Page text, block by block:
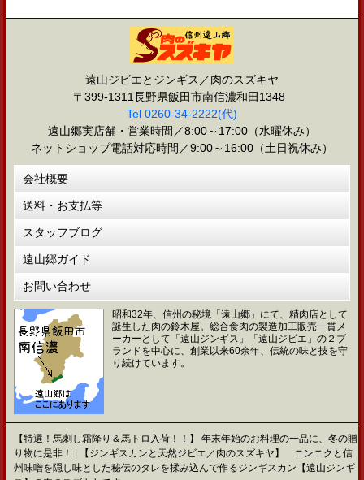
遠山ジビエとジンギス／肉のスズキヤ
〒399-1311長野県飯田市南信濃和田1348
Tel 0260-34-2222(代)
遠山郷実店舗・営業時間／8:00～17:00（水曜休み）
ネットショップ電話対応時間／9:00～16:00（土日祝休み）
会社概要
送料・お支払等
スタッフブログ
遠山郷ガイド
お問い合わせ
昭和32年、信州の秘境「遠山郷」にて、精肉店として
誕生した肉の鈴木屋。総合食肉の製造加工販売一貫メ
ーカーとして「遠山ジンギス」「遠山ジビエ」の２ブ
ランドを中心に、創業以来60余年、伝統の味と技を守
り続けています。
【特選！馬刺し霜降り＆馬トロ入荷！！】 年末年始のお料理の一品に、冬の贈
り物に是非！ | 【ジンギスカンと天然ジビエ／肉のスズキヤ】 ニンニクと信
州味噌を隠し味とした秘伝のタレを揉み込んで作るジンギスカン【遠山ジンギ